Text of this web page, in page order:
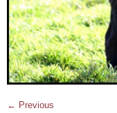
← Previous